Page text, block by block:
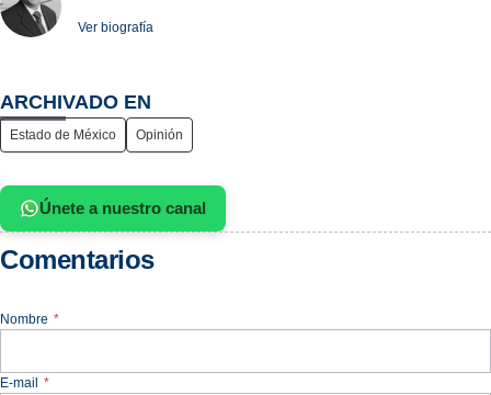
Ver biografía
ARCHIVADO EN
Estado de México Opinión
Únete a nuestro canal
Comentarios
Nombre *
E-mail *